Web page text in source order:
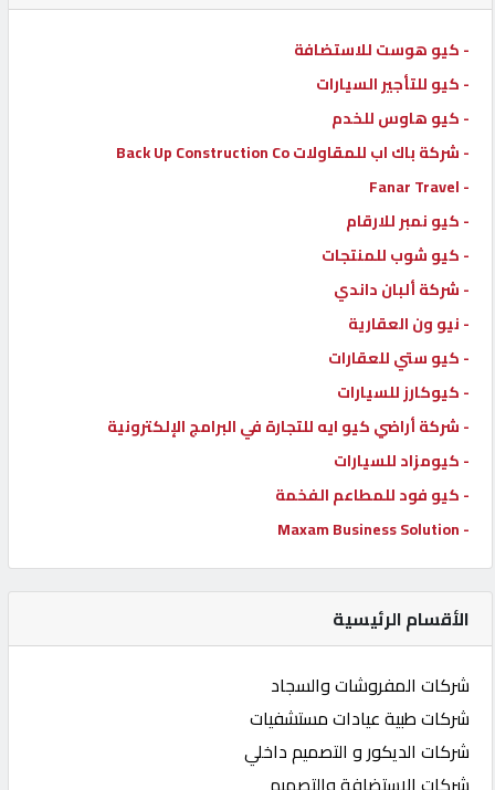
القطري
POWERED
QHOST
- كيو هوست للاستضافة
- كيو للتأجير السيارات
- كيو هاوس للخدم
- شركة باك اب للمقاولات Back Up Construction Co
- Fanar Travel
- كيو نمبر للارقام
- كيو شوب للمنتجات
- شركة ألبان داندي
- نيو ون العقارية
- كيو ستي للعقارات
- كيوكارز للسيارات
- شركة أراضي كيو ايه للتجارة في البرامج الإلكترونية
- كيومزاد للسيارات
- كيو فود للمطاعم الفخمة
- Maxam Business Solution
الأقسام الرئيسية
شركات المفروشات والسجاد
شركات طبية عيادات مستشفيات
شركات الديكور و التصميم داخلي